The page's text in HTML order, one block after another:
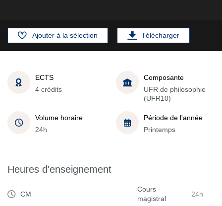
Ajouter à la sélection Télécharger
ECTS
4 crédits
Composante
UFR de philosophie
(UFR10)
Volume horaire
24h
Période de l'année
Printemps
Heures d'enseignement
CM
Cours
magistral
24h